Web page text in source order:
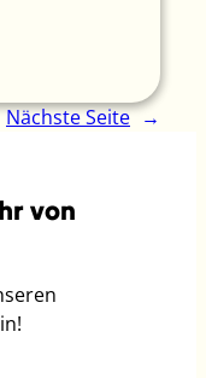
Nächste Seite →
von